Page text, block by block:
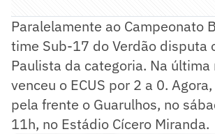
Paralelamente ao Campeonato
time Sub-17 do Verdão disputa
Paulista da categoria. Na última
venceu o ECUS por 2 a 0.
pela frente o Guarulhos, no
11h, no Estádio Cícero Miranda.